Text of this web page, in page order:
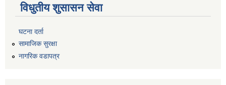
विधुतीय शुसासन सेवा
घटना दर्ता
सामाजिक सुरक्षा
नागरिक वडापत्र